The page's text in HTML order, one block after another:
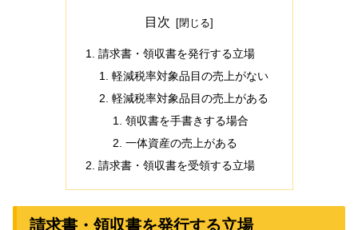
目次
請求書・領収書を発行する立場
軽減税率対象品目の売上がない
軽減税率対象品目の売上がある
領収書を手書きする場合
一体資産の売上がある
請求書・領収書を受領する立場
請求書・領収書を発行する立場